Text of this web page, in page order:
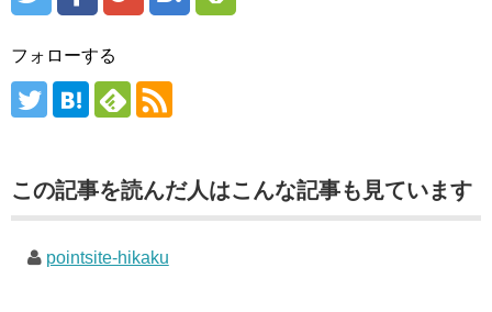
フォローする
この記事を読んだ人はこんな記事も見ています
pointsite-hikaku